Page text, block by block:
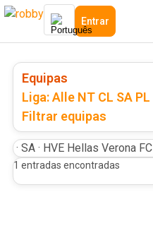
Entrar
Equipas
Liga: Alle NT CL SA PL
Filtrar equipas
· SA · HVE Hellas Verona FC
1 entradas encontradas